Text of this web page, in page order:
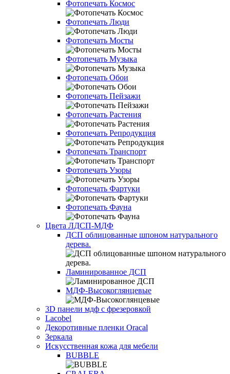
Фотопечать Космос
Фотопечать Люди
Фотопечать Мосты
Фотопечать Музыка
Фотопечать Обои
Фотопечать Пейзажи
Фотопечать Растения
Фотопечать Репродукция
Фотопечать Транспорт
Фотопечать Узоры
Фотопечать Фартуки
Фотопечать Фауна
Цвета ЛДСП-МДФ
ДСП облицованные шпоном натурального
дерева.
Ламинированное ДСП
МДФ-Высокоглянцевые
3D панели мдф с фрезеровкой
Lacobel
Декоротивные пленки Oracal
Зеркала
Искусственная кожа для мебели
BUBBLE